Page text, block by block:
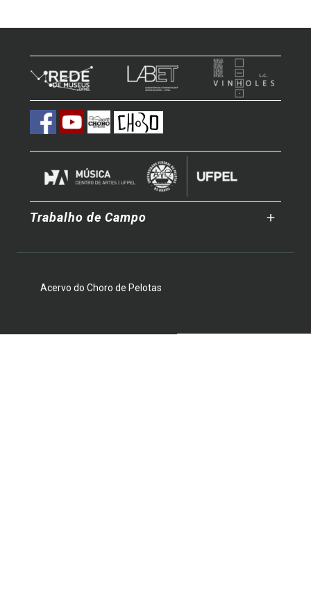
Trabalho de Campo
Acervo do Choro de Pelotas